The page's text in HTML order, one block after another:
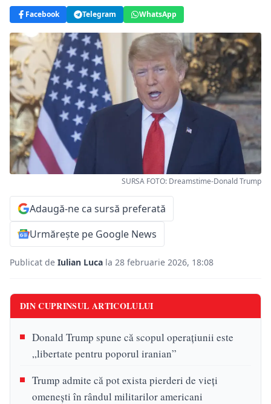
Facebook Telegram WhatsApp
SURSA FOTO: Dreamstime-Donald Trump
Adaugă-ne ca sursă preferată
Urmărește pe Google News
Publicat de Iulian Luca la 28 februarie 2026, 18:08
DIN CUPRINSUL ARTICOLULUI
Donald Trump spune că scopul operațiunii este
„libertate pentru poporul iranian”
Trump admite că pot exista pierderi de vieți
omenești în rândul militarilor americani